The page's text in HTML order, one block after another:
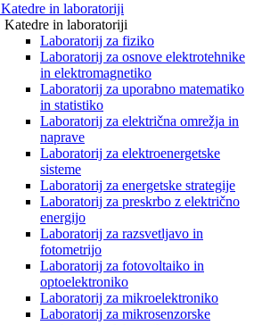
Katedre in laboratoriji
Katedre in laboratoriji
Laboratorij za fiziko
Laboratorij za osnove elektrotehnike
in elektromagnetiko
Laboratorij za uporabno matematiko
in statistiko
Laboratorij za električna omrežja in
naprave
Laboratorij za elektroenergetske
sisteme
Laboratorij za energetske strategije
Laboratorij za preskrbo z električno
energijo
Laboratorij za razsvetljavo in
fotometrijo
Laboratorij za fotovoltaiko in
optoelektroniko
Laboratorij za mikroelektroniko
Laboratorij za mikrosenzorske